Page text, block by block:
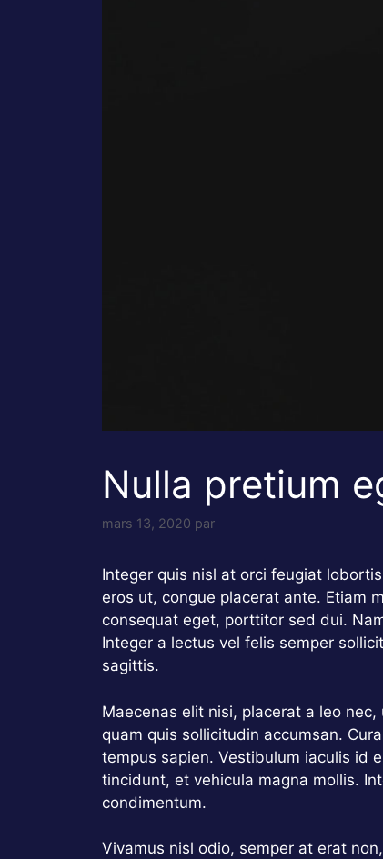
Nulla pretium
mars 13, 2020 par
Integer quis nisl at orci feugiat
eros ut, congue placerat ante. Etiam
consequat eget, porttitor sed dui.
Integer a lectus vel felis semper
sagittis.
Maecenas elit nisi, placerat a leo
quam quis sollicitudin accumsan.
tempus sapien. Vestibulum iaculis id
tincidunt, et vehicula magna mollis.
condimentum.
Vivamus nisl odio, semper at erat